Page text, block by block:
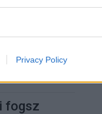
Privacy Policy
lépést
fogsz